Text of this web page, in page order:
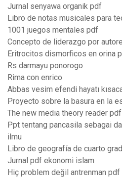
Jurnal senyawa organik pdf
Libro de notas musicales para
1001 juegos mentales pdf
Concepto de liderazgo por
Eritrocitos dismorficos en orina
Rs darmayu ponorogo
Rima con enrico
Abbas vesim efendi hayatı
Proyecto sobre la basura en la
The new media theory reader pdf
Ppt tentang pancasila sebagai
ilmu
Libro de geografía de cuarto
Jurnal pdf ekonomi islam
Hiç problem değil antrenman pdf